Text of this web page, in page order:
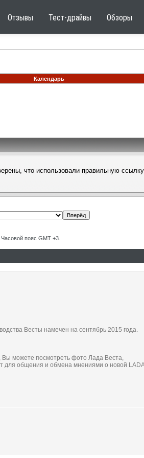
Отзывы Тест-драйвы Обзоры
Календарь
что использовали правильную
пояс GMT +3.
Весты намечен на сентябрь 2015 года.
Вы можете посмотреть фото Лада Веста,
для общения и обмена мнениями о новой LADA